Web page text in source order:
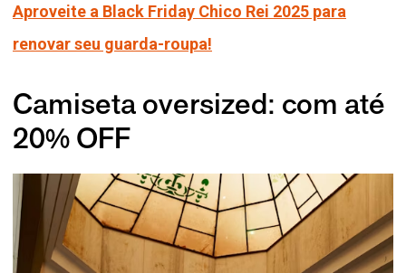
Aproveite a Black Friday Chico Rei 2025 para
renovar seu guarda-roupa!
Camiseta oversized: com até
20% OFF